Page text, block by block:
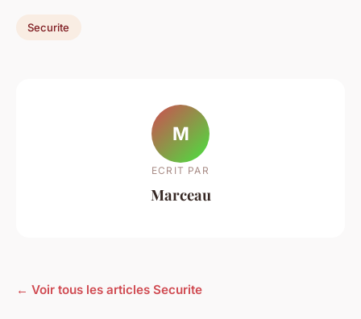
Securite
M
ECRIT PAR
Marceau
← Voir tous les articles Securite